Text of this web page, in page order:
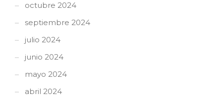
octubre 2024
septiembre 2024
julio 2024
junio 2024
mayo 2024
abril 2024